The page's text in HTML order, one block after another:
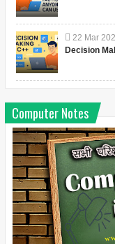
22 Mar
Decision
Computer Notes